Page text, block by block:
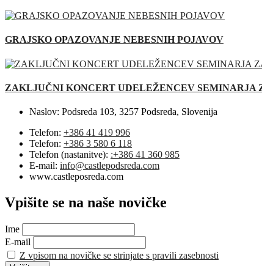
GRAJSKO OPAZOVANJE NEBESNIH POJAVOV
ZAKLJUČNI KONCERT UDELEŽENCEV SEMINARJA
Naslov: Podsreda 103, 3257 Podsreda, Slovenija
Telefon: +386 41 419 996
Telefon: +386 3 580 6 118
Telefon (nastanitve): :+386 41 360 985
E-mail: info@castlepodsreda.com
www.castleposreda.com
Vpišite se na naše novičke
Ime
E-mail
Z vpisom na novičke se strinjate s pravili zasebnosti